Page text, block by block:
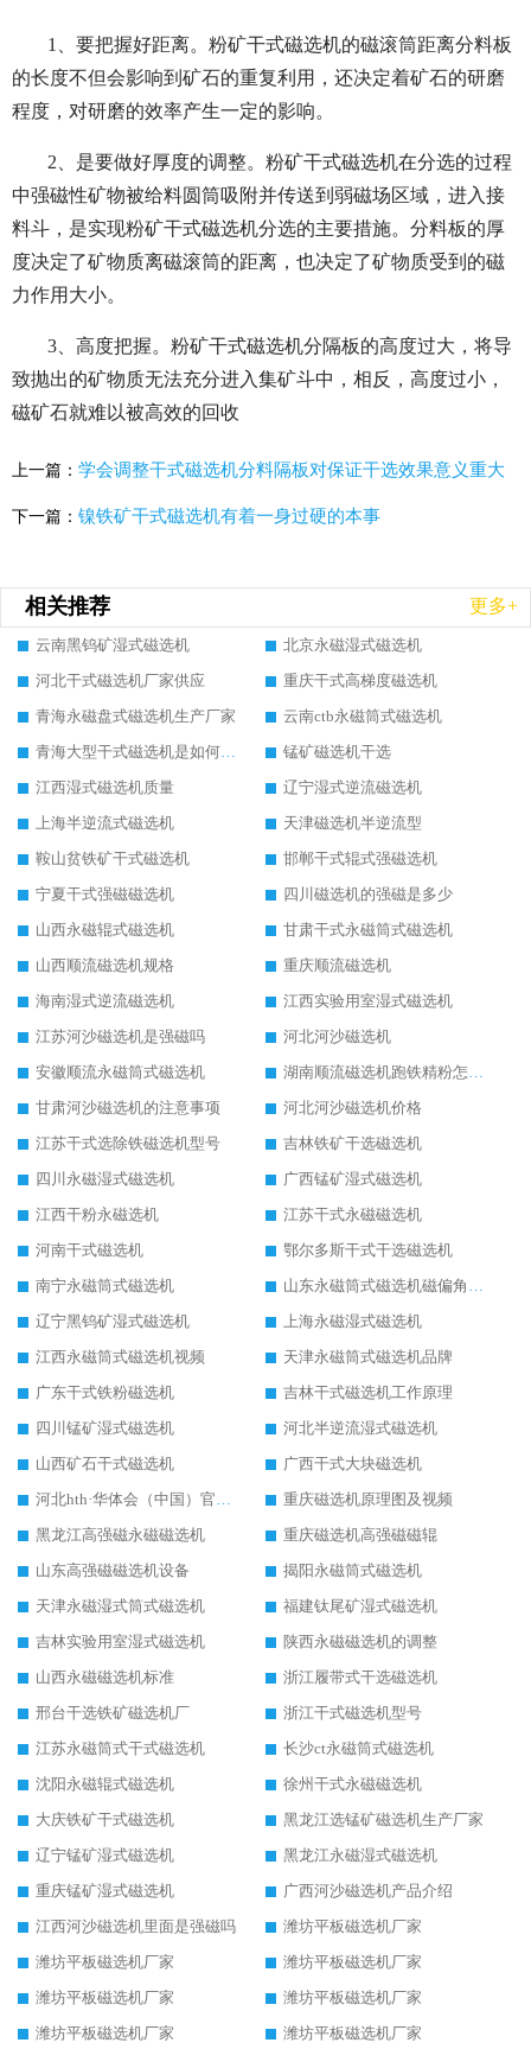
1、要把握好距离。粉矿干式磁选机的磁滚筒距离分料板
的长度不但会影响到矿石的重复利用，还决定着矿石的研磨
程度，对研磨的效率产生一定的影响。
2、是要做好厚度的调整。粉矿干式磁选机在分选的过程
中强磁性矿物被给料圆筒吸附并传送到弱磁场区域，进入接
料斗，是实现粉矿干式磁选机分选的主要措施。分料板的厚
度决定了矿物质离磁滚筒的距离，也决定了矿物质受到的磁
力作用大小。
3、高度把握。粉矿干式磁选机分隔板的高度过大，将导
致抛出的矿物质无法充分进入集矿斗中，相反，高度过小，
磁矿石就难以被高效的回收
上一篇： 学会调整干式磁选机分料隔板对保证干选效果意义重大
下一篇： 镍铁矿干式磁选机有着一身过硬的本事
相关推荐 更多+
云南黑钨矿湿式磁选机
北京永磁湿式磁选机
河北干式磁选机厂家供应
重庆干式高梯度磁选机
青海永磁盘式磁选机生产厂家
云南ctb永磁筒式磁选机
青海大型干式磁选机是如何选矿的
锰矿磁选机干选
江西湿式磁选机质量
辽宁湿式逆流磁选机
上海半逆流式磁选机
天津磁选机半逆流型
鞍山贫铁矿干式磁选机
邯郸干式辊式强磁选机
宁夏干式强磁磁选机
四川磁选机的强磁是多少
山西永磁辊式磁选机
甘肃干式永磁筒式磁选机
山西顺流磁选机规格
重庆顺流磁选机
海南湿式逆流磁选机
江西实验用室湿式磁选机
江苏河沙磁选机是强磁吗
河北河沙磁选机
安徽顺流永磁筒式磁选机
湖南顺流磁选机跑铁精粉怎么处理
甘肃河沙磁选机的注意事项
河北河沙磁选机价格
江苏干式选除铁磁选机型号
吉林铁矿干选磁选机
四川永磁湿式磁选机
广西锰矿湿式磁选机
江西干粉永磁选机
江苏干式永磁磁选机
河南干式磁选机
鄂尔多斯干式干选磁选机
南宁永磁筒式磁选机
山东永磁筒式磁选机磁偏角怎么调整
辽宁黑钨矿湿式磁选机
上海永磁湿式磁选机
江西永磁筒式磁选机视频
天津永磁筒式磁选机品牌
广东干式铁粉磁选机
吉林干式磁选机工作原理
四川锰矿湿式磁选机
河北半逆流湿式磁选机
山西矿石干式磁选机
广西干式大块磁选机
河北hth·华体会（中国）官方网站-hth.com 工作视频
重庆磁选机原理图及视频
黑龙江高强磁永磁磁选机
重庆磁选机高强磁磁辊
山东高强磁磁选机设备
揭阳永磁筒式磁选机
天津永磁湿式筒式磁选机
福建钛尾矿湿式磁选机
吉林实验用室湿式磁选机
陕西永磁磁选机的调整
山西永磁磁选机标准
浙江履带式干选磁选机
邢台干选铁矿磁选机厂
浙江干式磁选机型号
江苏永磁筒式干式磁选机
长沙ct永磁筒式磁选机
沈阳永磁辊式磁选机
徐州干式永磁磁选机
大庆铁矿干式磁选机
黑龙江选锰矿磁选机生产厂家
辽宁锰矿湿式磁选机
黑龙江永磁湿式磁选机
重庆锰矿湿式磁选机
广西河沙磁选机产品介绍
江西河沙磁选机里面是强磁吗
潍坊平板磁选机厂家
潍坊平板磁选机厂家
潍坊平板磁选机厂家
潍坊平板磁选机厂家
潍坊平板磁选机厂家
潍坊平板磁选机厂家
潍坊平板磁选机厂家